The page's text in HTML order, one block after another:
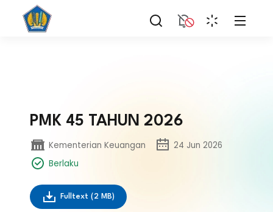
PMK 45 TAHUN 2026
Kementerian Keuangan
24 Jun 2026
Berlaku
Fulltext (2 MB)